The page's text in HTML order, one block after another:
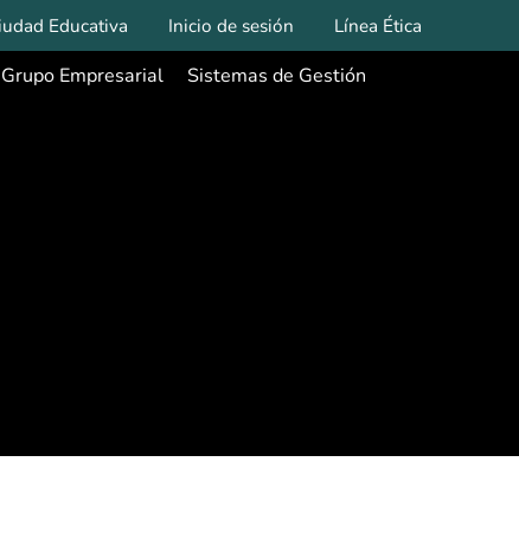
Educativa Inicio de sesión Línea Ética
Grupo Empresarial Sistemas de Gestión